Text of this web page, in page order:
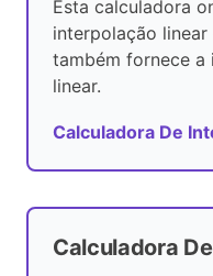
Esta calculadora
interpolação
também fornece a
linear.
Calculadora De
Calculadora